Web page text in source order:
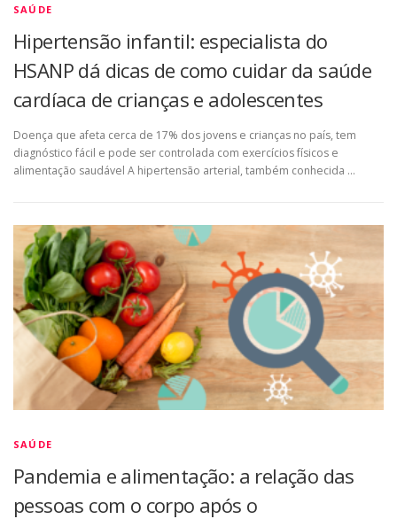
SAÚDE
Hipertensão infantil: especialista do
HSANP dá dicas de como cuidar da saúde
cardíaca de crianças e adolescentes
Doença que afeta cerca de 17% dos jovens e crianças no país, tem
diagnóstico fácil e pode ser controlada com exercícios físicos e
alimentação saudável A hipertensão arterial, também conhecida …
SAÚDE
Pandemia e alimentação: a relação das
pessoas com o corpo após o